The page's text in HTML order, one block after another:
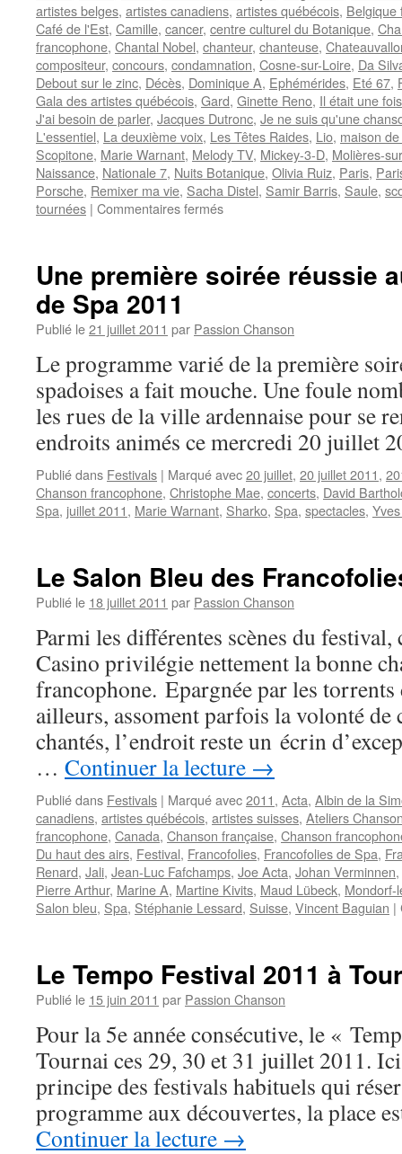
artistes belges, artistes canadiens, artistes québécois, Belgique
Café de l'Est, Camille, cancer, centre culturel du Botanique,
francophone, Chantal Nobel, chanteur, chanteuse,
compositeur, concours, condamnation, Cosne-sur-Loire, Da
Debout sur le zinc, Décès, Dominique A, Ephémérides, Eté 67,
Gala des artistes québécois, Gard, Ginette Reno, Il était une fois
J'ai besoin de parler, Jacques Dutronc, Je ne suis qu'une
L'essentiel, La deuxième voix, Les Têtes Raides, Lio, maison
Scopitone, Marie Warnant, Melody TV, Mickey-3-D, Molières-
Naissance, Nationale 7, Nuits Botanique, Olivia Ruiz, Paris,
Porsche, Remixer ma vie, Sacha Distel, Samir Barris, Saule,
tournées | Commentaires ferméssur
Une première soirée réussie
de Spa 2011
Publié le21 juillet 2011 par Passion Chanson
Le programme varié de la première
spadoises a fait mouche. Une foule
les rues de la ville ardennaise pour se
endroits animés ce mercredi 20 juillet
Publié dans Festivals | Marqué avec20 juillet, 20 juillet 2011,
Chanson francophone, Christophe Mae, concerts, David
Spa, juillet 2011, Marie Warnant, Sharko, Spa, spectacles,
Le Salon Bleu des
Publié le 18 juillet 2011 par Passion Chanson
Parmi les différentes scènes du
Casino privilégie nettement la bonne
francophone. Epargnée par les
ailleurs, assoment parfois la volonté de
chantés, l’endroit reste un écrin
… Continuer la lecture →
Publié dans Festivals | Marqué avec2011, Acta, Albin de la
canadiens, artistes québécois, artistes suisses, Ateliers
francophone, Canada, Chanson française, Chanson
Du haut des airs, Festival, Francofolies, Francofolies de Spa,
Renard, Jali, Jean-Luc Fafchamps, Joe Acta, Johan Verminnen,
Pierre Arthur, Marine A, Martine Kivits, Maud Lübeck, Mondorf-
Salon bleu, Spa, Stéphanie Lessard, Suisse, Vincent Baguian |
Le Tempo Festival 2011 à
Publié le 15 juin 2011 par Passion Chanson
Pour la 5e année consécutive, le «
Tournai ces 29, 30 et 31 juillet 2011.
principe des festivals habituels qui
programme aux découvertes, la place
Continuer la lecture →